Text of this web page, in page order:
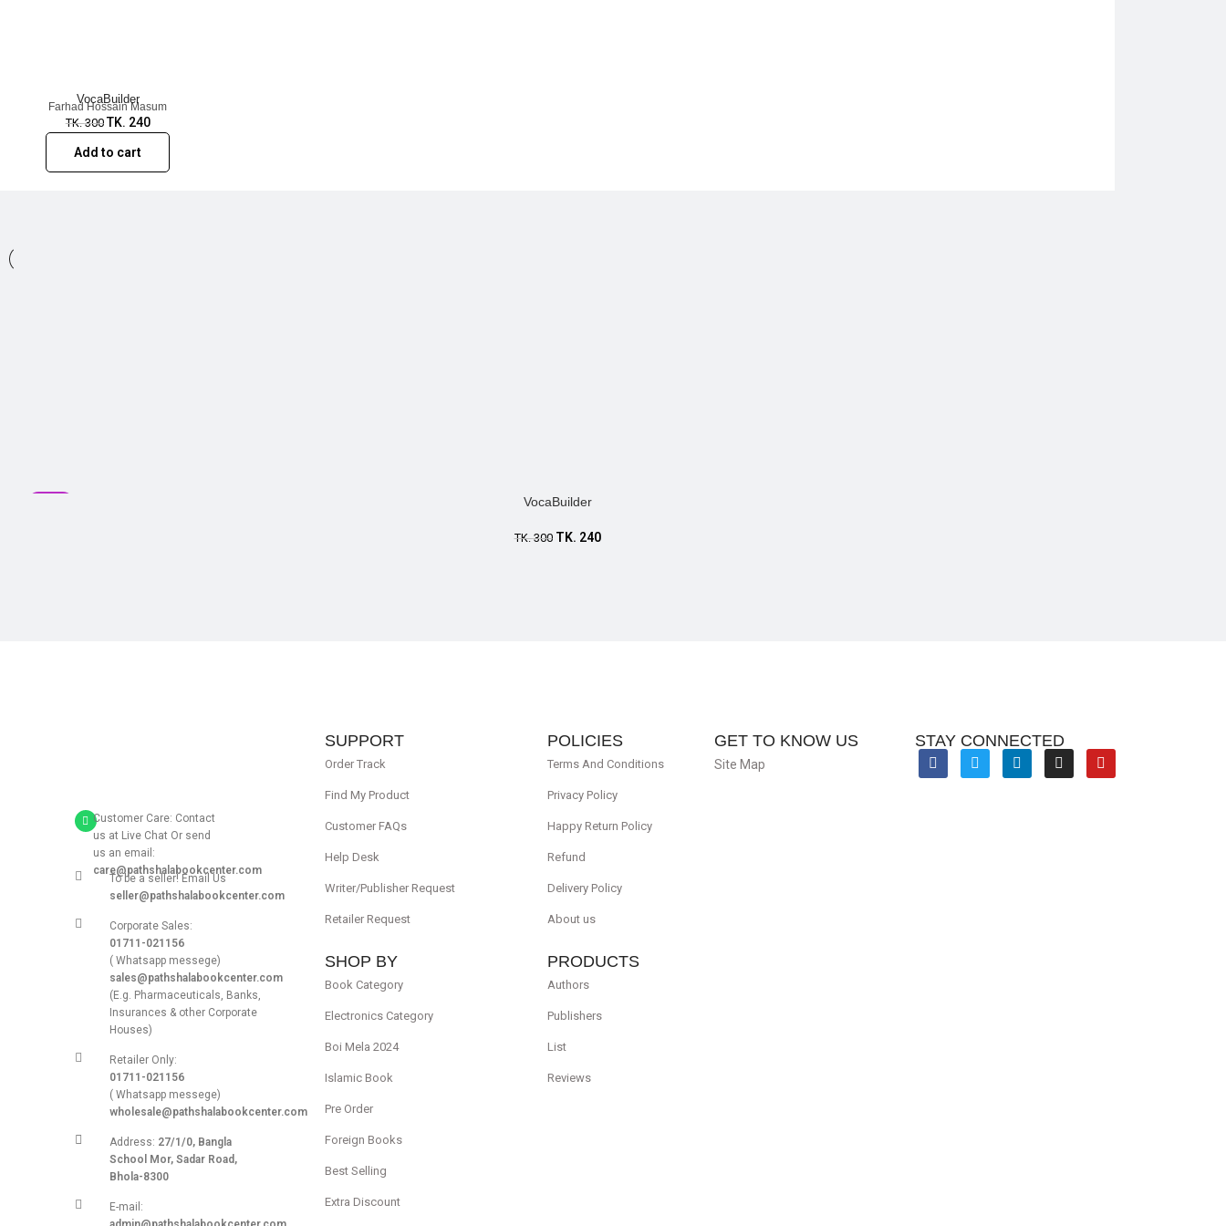
VocaBuilder
Farhad Hossain Masum
TK.300 TK. 240
Add to cart
VocaBuilder
TK.300 TK. 240
Customer Care: Contact
us at Live Chat Or send
us an email:
care@pathshalabookcenter.com
To be a seller! Email Us
seller@pathshalabookcenter.com
Corporate Sales:
01711-021156
( Whatsapp messege)
sales@pathshalabookcenter.com
(E.g. Pharmaceuticals, Banks,
Insurances & other Corporate
Houses)
Retailer Only:
01711-021156
( Whatsapp messege)
wholesale@pathshalabookcenter.com
Address: 27/1/0, Bangla
School Mor, Sadar Road,
Bhola-8300
E-mail:
SUPPORT
Order Track
Find My Product
Customer FAQs
Help Desk
Writer/Publisher Request
Retailer Request
SHOP BY
Book Category
Electronics Category
Boi Mela 2024
Islamic Book
Pre Order
Foreign Books
Best Selling
Extra Discount
POLICIES
Terms And Conditions
Privacy Policy
Happy Return Policy
Refund
Delivery Policy
About us
PRODUCTS
Authors
Publishers
List
Reviews
GET TO KNOW US
Site Map
STAY CONNECTED